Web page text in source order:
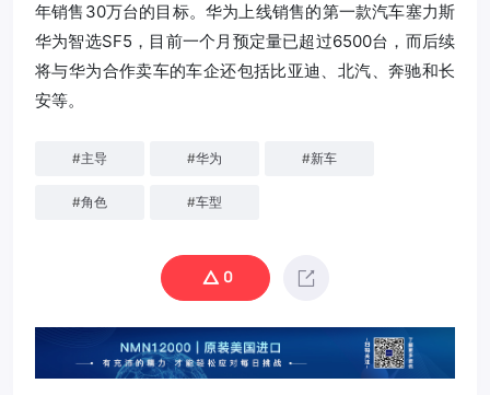
年销售30万台的目标。华为上线销售的第一款汽车塞力斯
华为智选SF5，目前一个月预定量已超过6500台，而后续
将与华为合作卖车的车企还包括比亚迪、北汽、奔驰和长
安等。
#主导 #华为 #新车
#角色 #车型
0